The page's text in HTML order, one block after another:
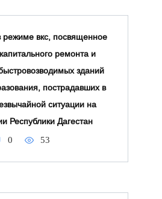
вкс, посвященное
ремонта и
зданий
пострадавших в
ситуации на
Республики Дагестан
0 53